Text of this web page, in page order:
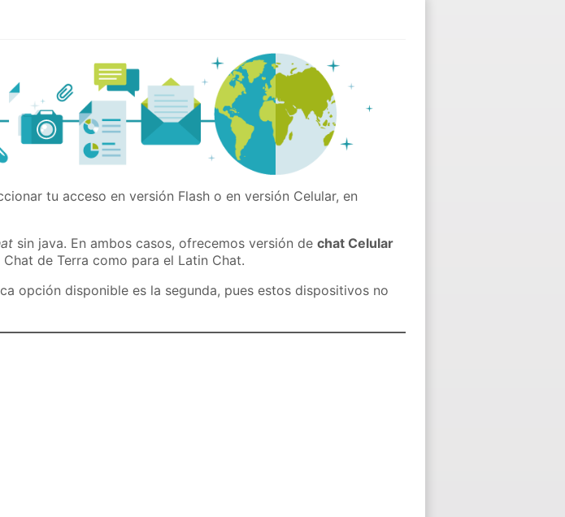
tu acceso en versión Flash o en versión Celular, en
sin java. En ambos casos, ofrecemos versión dechat Celular
de Terra como para el Latin Chat.
opción disponible es la segunda, pues estos dispositivos no